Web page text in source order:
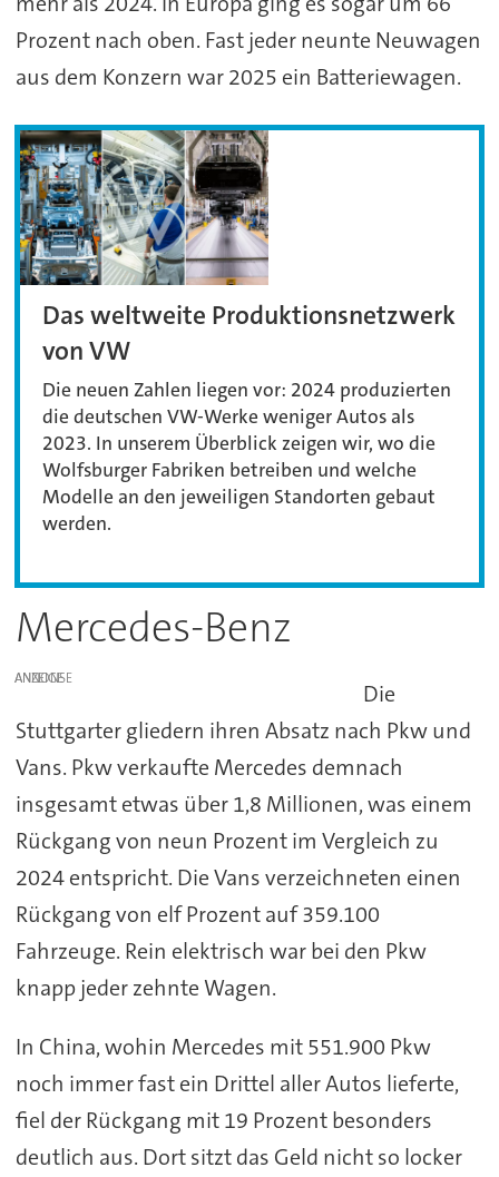
Prozent nach oben. Fast jeder neunte Neuwagen
aus dem Konzern war 2025 ein Batteriewagen.
Das weltweite Produktionsnetzwerk
von VW
Die neuen Zahlen liegen vor: 2024 produzierten
die deutschen VW-Werke weniger Autos als
2023. In unserem Überblick zeigen wir, wo die
Wolfsburger Fabriken betreiben und welche
Modelle an den jeweiligen Standorten gebaut
werden.
Mercedes-Benz
ANZEIGE
Die
Stuttgarter gliedern ihren Absatz nach Pkw und
Vans. Pkw verkaufte Mercedes demnach
insgesamt etwas über 1,8 Millionen, was einem
Rückgang von neun Prozent im Vergleich zu
2024 entspricht. Die Vans verzeichneten einen
Rückgang von elf Prozent auf 359.100
Fahrzeuge. Rein elektrisch war bei den Pkw
knapp jeder zehnte Wagen.
In China, wohin Mercedes mit 551.900 Pkw
noch immer fast ein Drittel aller Autos lieferte,
fiel der Rückgang mit 19 Prozent besonders
deutlich aus. Dort sitzt das Geld nicht so locker